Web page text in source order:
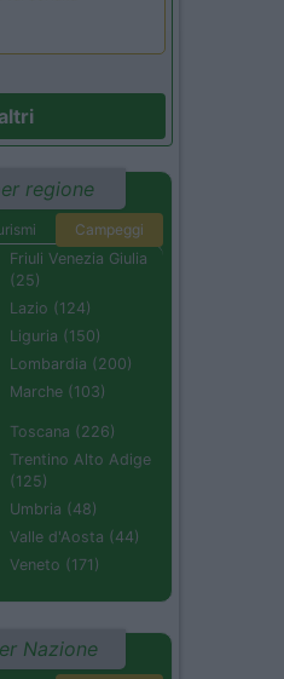
regione
Campeggi
Friuli Venezia Giulia
(25)
Lazio (124)
Liguria (150)
Lombardia (200)
Marche (103)
Toscana (226)
Trentino Alto Adige
(125)
Umbria (48)
Valle d'Aosta (44)
Veneto (171)
Nazione